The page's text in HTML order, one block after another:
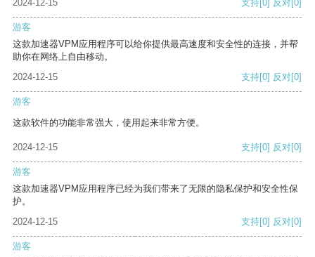
2024-12-15
支持[0] 反对[0]
游客
这款加速器VPM应用程序可以给你提供最高速度和安全性的连接，并帮
助你在网络上自由移动。
2024-12-15
支持[0] 反对[0]
游客
这款软件的功能非常强大，使用起来非常方便。
2024-12-15 支持[0] 反对[0]
游客
这款加速器VPM应用程序已经为我们带来了无限的隐私保护和安全性保
护。
2024-12-15
支持[0] 反对[0]
游客